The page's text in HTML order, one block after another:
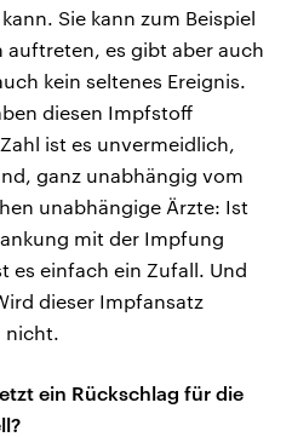
Sie kann zum Beispiel
es gibt aber auch
kein seltenes Ereignis.
diesen Impfstoff
ist es unvermeidlich,
ganz unabhängig vom
unabhängige Ärzte: Ist
mit der Impfung
es einfach ein Zufall. Und
dieser Impfansatz
nicht.
ein Rückschlag für die